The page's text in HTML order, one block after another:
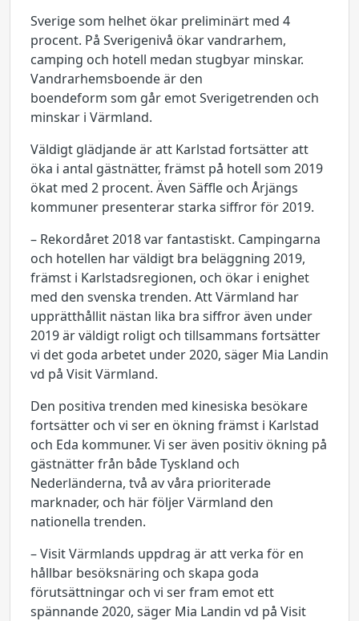
Sverige som helhet ökar preliminärt med 4
procent. På Sverigenivå ökar vandrarhem,
camping och hotell medan stugbyar minskar.
Vandrarhemsboende är den
boendeform som går emot Sverigetrenden och
minskar i Värmland.
Väldigt glädjande är att Karlstad fortsätter att
öka i antal gästnätter, främst på hotell som 2019
ökat med 2 procent. Även Säffle och Årjängs
kommuner presenterar starka siffror för 2019.
– Rekordåret 2018 var fantastiskt. Campingarna
och hotellen har väldigt bra beläggning 2019,
främst i Karlstadsregionen, och ökar i enighet
med den svenska trenden. Att Värmland har
upprätthållit nästan lika bra siffror även under
2019 är väldigt roligt och tillsammans fortsätter
vi det goda arbetet under 2020, säger Mia Landin
vd på Visit Värmland.
Den positiva trenden med kinesiska besökare
fortsätter och vi ser en ökning främst i Karlstad
och Eda kommuner. Vi ser även positiv ökning på
gästnätter från både Tyskland och
Nederländerna, två av våra prioriterade
marknader, och här följer Värmland den
nationella trenden.
– Visit Värmlands uppdrag är att verka för en
hållbar besöksnäring och skapa goda
förutsättningar och vi ser fram emot ett
spännande 2020, säger Mia Landin vd på Visit